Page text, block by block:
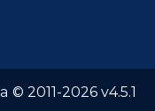
2011-2026 v4.5.1